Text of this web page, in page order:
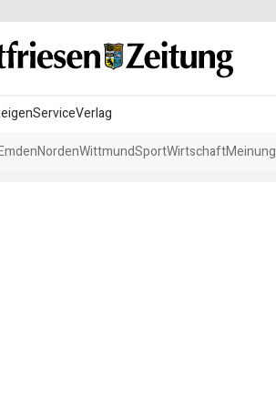
ServiceVerlag
NordenWittmundSportWirtschaftMeinung